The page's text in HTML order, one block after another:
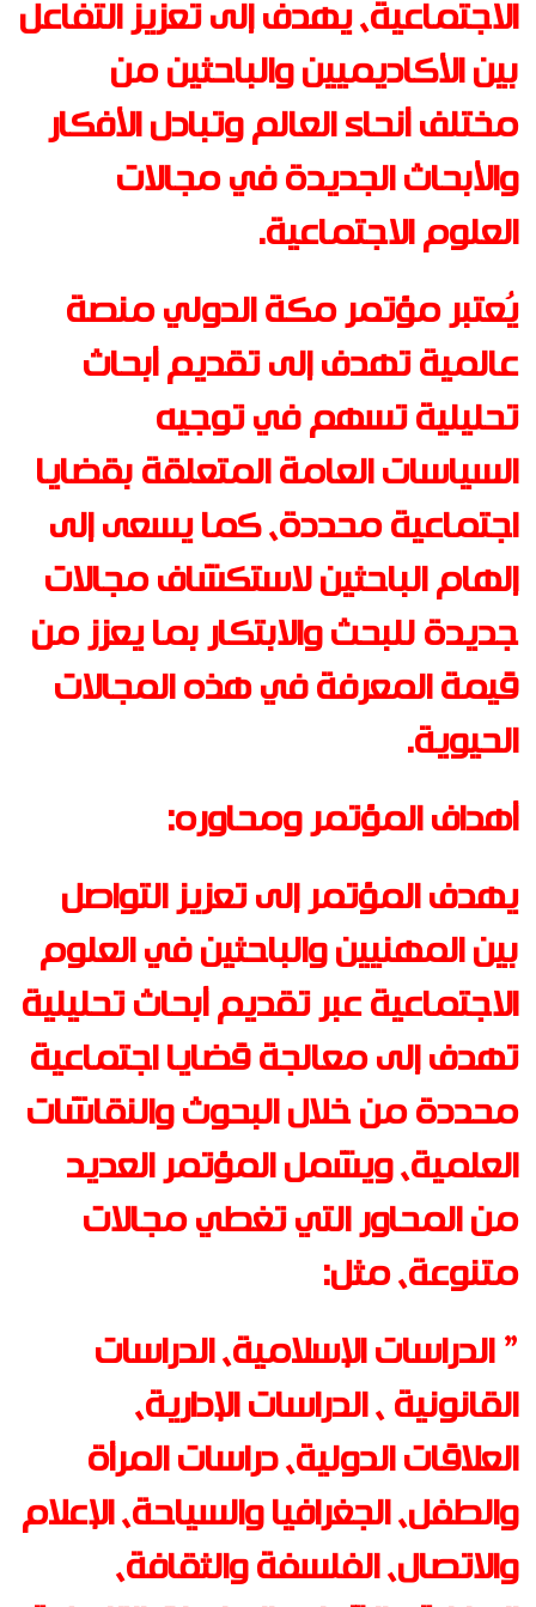
الاجتماعية، يهدف إلى تعزيز التفاعل
بين الأكاديميين والباحثين من
مختلف أنحاء العالم وتبادل الأفكار
والأبحاث الجديدة في مجالات
العلوم الاجتماعية.
يُعتبر مؤتمر مكة الدولي منصة
عالمية تهدف إلى تقديم أبحاث
تحليلية تسهم في توجيه
السياسات العامة المتعلقة بقضايا
اجتماعية محددة، كما يسعى إلى
إلهام الباحثين لاستكشاف مجالات
جديدة للبحث والابتكار بما يعزز من
قيمة المعرفة في هذه المجالات
الحيوية.
أهداف المؤتمر ومحاوره:
يهدف المؤتمر إلى تعزيز التواصل
بين المهنيين والباحثين في العلوم
الاجتماعية عبر تقديم أبحاث تحليلية
تهدف إلى معالجة قضايا اجتماعية
محددة من خلال البحوث والنقاشات
العلمية، ويشمل المؤتمر العديد
من المحاور التي تغطي مجالات
متنوعة، مثل:
” الدراسات الإسلامية، الدراسات
القانونية ، الدراسات الإدارية،
العلاقات الدولية، دراسات المرأة
والطفل، الجغرافيا والسياحة، الإعلام
والاتصال، الفلسفة والثقافة،